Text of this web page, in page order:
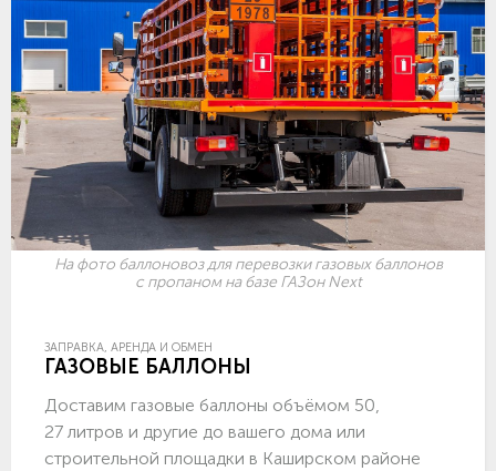
На фото баллоновоз для перевозки газовых баллонов
с пропаном на базе ГАЗон Next
ЗАПРАВКА, АРЕНДА И ОБМЕН
ГАЗОВЫЕ БАЛЛОНЫ
Доставим газовые баллоны объёмом 50,
27 литров и другие до вашего дома или
строительной площадки в Каширском районе